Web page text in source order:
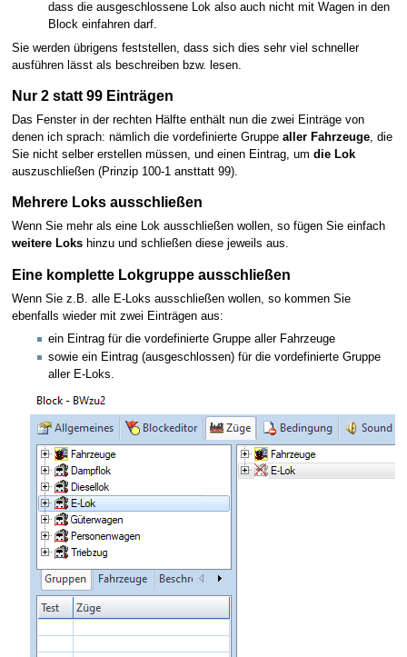
dass die ausgeschlossene Lok also auch nicht mit Wagen in den
Block einfahren darf.
Sie werden übrigens feststellen, dass sich dies sehr viel schneller
ausführen lässt als beschreiben bzw. lesen.
Nur 2 statt 99 Einträgen
Das Fenster in der rechten Hälfte enthält nun die zwei Einträge von
denen ich sprach: nämlich die vordefinierte Gruppe aller Fahrzeuge, die
Sie nicht selber erstellen müssen, und einen Eintrag, um die Lok
auszuschließen (Prinzip 100-1 ansttatt 99).
Mehrere Loks ausschließen
Wenn Sie mehr als eine Lok ausschließen wollen, so fügen Sie einfach
weitere Lokshinzu und schließen diese jeweils aus.
Eine komplette Lokgruppe ausschließen
Wenn Sie z.B. alle E-Loks ausschließen wollen, so kommen Sie
ebenfalls wieder mit zwei Einträgen aus:
ein Eintrag für die vordefinierte Gruppe aller Fahrzeuge
sowie ein Eintrag (ausgeschlossen) für die vordefinierte Gruppe
aller E-Loks.